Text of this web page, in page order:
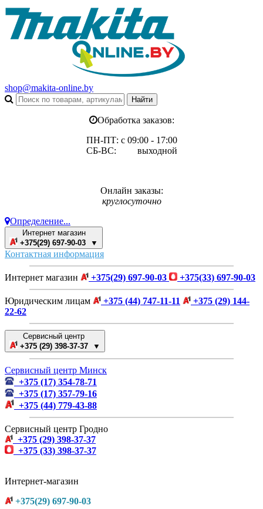
shop@makita-online.by
Обработка заказов:
ПН-ПТ: с 09:00 - 17:00
СБ-ВС: выходной
Онлайн заказы:
круглосуточно
Определение...
Интернет магазин
+375(29) 697-90-03 ▼
Контактная информация
Интернет магазин +375(29) 697-90-03 +375(33) 697-90-03
Юридическим лицам +375 (44) 747-11-11
+375 (29) 144-
22-62
Сервисный центр
+375 (29) 398-37-37 ▼
Сервисный центр Минск
+375 (17) 354-78-71
+375 (17) 357-79-16
+375 (44) 779-43-88
Сервисный центр Гродно
+375 (29) 398-37-37
+375 (33) 398-37-37
Интернет-магазин
+375(29) 697-90-03